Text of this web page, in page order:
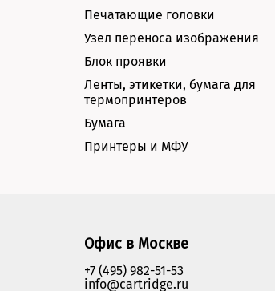
Печатающие головки
Узел переноса изображения
Блок проявки
Ленты, этикетки, бумага для
термопринтеров
Бумага
Принтеры и МФУ
Офис в Москве
+7 (495) 982-51-53
info@cartridge.ru